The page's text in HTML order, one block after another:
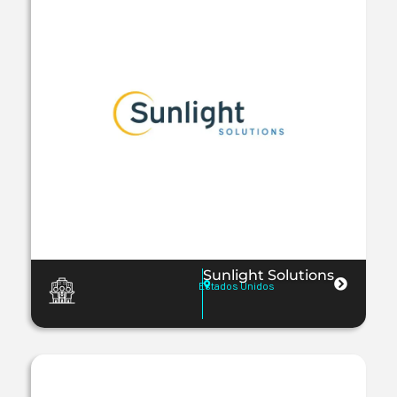
Sunlight Solutions
Estados Unidos